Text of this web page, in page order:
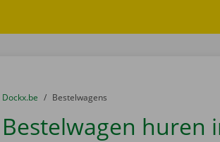
U bevindt zich hier:
van
Dockx.be naar
Bestelwagens
Bestelwagen huren